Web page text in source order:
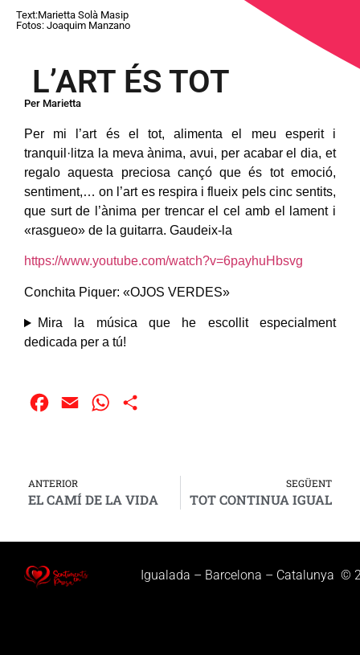
Text:Marietta Solà Masip
Fotos: Joaquim Manzano
L’ART ÉS TOT
Per Marietta
Per mi l’art és el tot, alimenta el meu esperit i
tranquil·litza la meva ànima, avui, per acabar el dia, et
regalo aquesta preciosa cançó que és tot emoció,
sentiment,… on l’art es respira i flueix pels cinc sentits,
que surt de l’ànima per trencar el cel amb el lament i
«rasgueo» de la guitarra. Gaudeix-la
https://www.youtube.com/watch?v=6payhuHbsvg
Conchita Piquer: «OJOS VERDES»
Mira la música que he escollit especialment
dedicada per a tú!
Facebook
Email WhatsApp
ANTERIOR
EL CAMÍ DE LA VIDA
SEGÜENT
TOT CONTINUA IGUAL
Igualada – Barcelona – Catalunya ©